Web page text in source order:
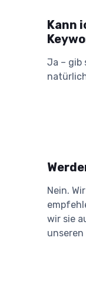
Kann
Ja – gib
Nein.
wir sie